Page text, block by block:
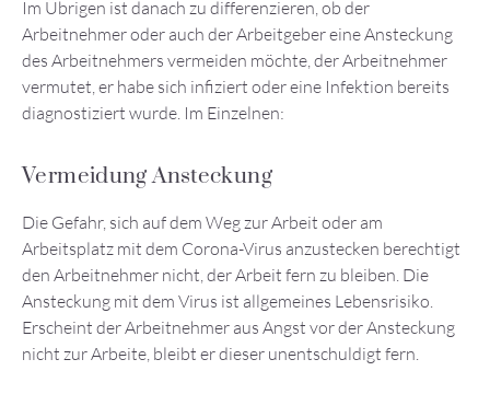
Im Übrigen ist danach zu differenzieren, ob der
Arbeitnehmer oder auch der Arbeitgeber eine Ansteckung
des Arbeitnehmers vermeiden möchte, der Arbeitnehmer
vermutet, er habe sich infiziert oder eine Infektion bereits
diagnostiziert wurde. Im Einzelnen:
Vermeidung Ansteckung
Die Gefahr, sich auf dem Weg zur Arbeit oder am
Arbeitsplatz mit dem Corona-Virus anzustecken berechtigt
den Arbeitnehmer nicht, der Arbeit fern zu bleiben. Die
Ansteckung mit dem Virus ist allgemeines Lebensrisiko.
Erscheint der Arbeitnehmer aus Angst vor der Ansteckung
nicht zur Arbeite, bleibt er dieser unentschuldigt fern.